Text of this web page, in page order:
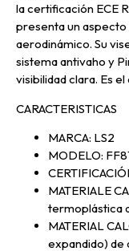
la certificación ECE
presenta un
aerodinámico. Su
sistema antivaho y
visibilidad clara. Es
CARACTERISTICAS
MARCA: LS2
MODELO:
MATERIALE
termoplástica
MATERIAL
expandido) de